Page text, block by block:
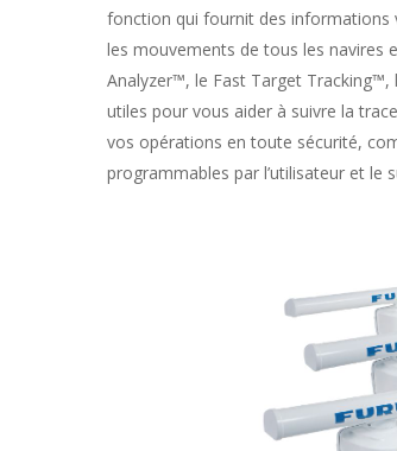
fonction qui fournit des informations
les mouvements de tous les navires
Analyzer™, le Fast Target
utiles pour vous aider à suivre la
vos opérations en toute sécurité,
programmables par l’utilisateur et le